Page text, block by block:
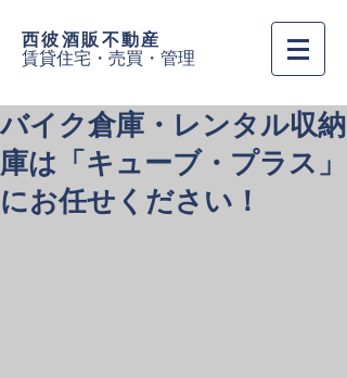
西彼酒販 不動産
賃貸住宅・売買・管理
バイク倉庫・レンタル収納
庫は「キューブ・プラス」
にお任せください！